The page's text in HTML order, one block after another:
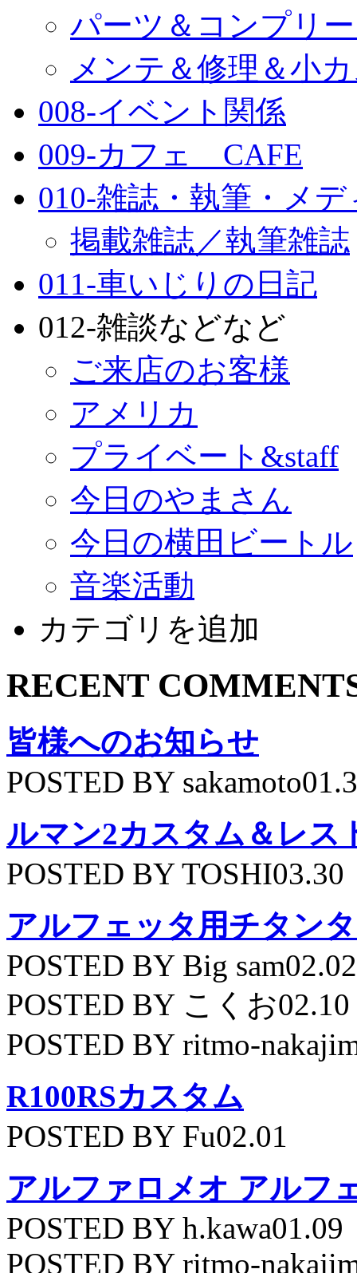
パーツ＆コンプリ
メンテ＆修理＆小
008-イベント関係
009-カフェ CAFE
010-雑誌・執筆・メ
掲載雑誌／執筆雑誌
011-車いじりの日記
012-雑談などなど
ご来店のお客様
アメリカ
プライベート&staff
今日のやまさん
今日の横田ビートル
音楽活動
カテゴリを追加
RECENT
皆様へのお知らせ
POSTED BY
ルマン2カスタム＆レス
POSTED BY TOSHI03.30
アルフェッタ用チタン
POSTED BY Big sam02.02
POSTED BY こくお02.10
POSTED BY ritmo-
R100RSカスタム
POSTED BY Fu02.01
アルファロメオ アルフ
POSTED BY h.kawa01.09
POSTED BY ritmo-